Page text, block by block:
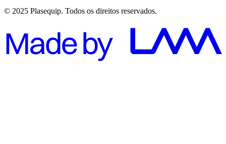
© 2025 Plasequip. Todos os direitos reservados.